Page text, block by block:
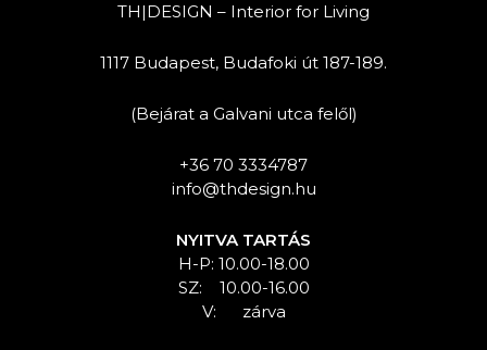
TH|DESIGN – Interior for Living
1117 Budapest, Budafoki út 187-189.
(Bejárat a Galvani utca felől)
+36 70 3334787
info@thdesign.hu
NYITVA TARTÁS
H-P: 10.00-18.00
SZ: 10.00-16.00
V: zárva